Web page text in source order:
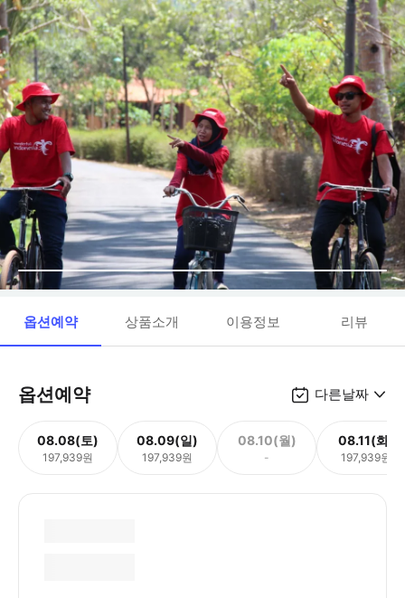
옵션예약 상품소개 이용정보 리뷰
옵션예약 다른날짜
08.08(토)
197,939원
08.09(일)
197,939원
08.10(월)
-
08.11(화)
197,939원